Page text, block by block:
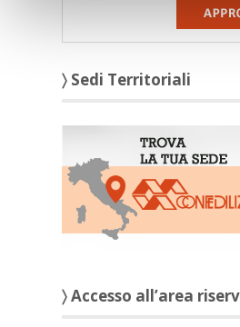
〉 Sedi Territoriali
〉 Accesso all’area